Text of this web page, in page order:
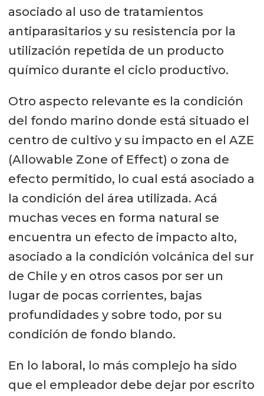
asociado al uso de tratamientos
antiparasitarios y su resistencia por la
utilización repetida de un producto
químico durante el ciclo productivo.
Otro aspecto relevante es la condición
del fondo marino donde está situado el
centro de cultivo y su impacto en el AZE
(Allowable Zone of Effect) o zona de
efecto permitido, lo cual está asociado a
la condición del área utilizada. Acá
muchas veces en forma natural se
encuentra un efecto de impacto alto,
asociado a la condición volcánica del sur
de Chile y en otros casos por ser un
lugar de pocas corrientes, bajas
profundidades y sobre todo, por su
condición de fondo blando.
En lo laboral, lo más complejo ha sido
que el empleador debe dejar por escrito